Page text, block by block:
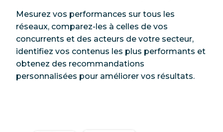
Mesurez vos performances sur tous les
réseaux, comparez-les à celles de vos
concurrents et des acteurs de votre secteur,
identifiez vos contenus les plus performants et
obtenez des recommandations
personnalisées pour améliorer vos résultats.